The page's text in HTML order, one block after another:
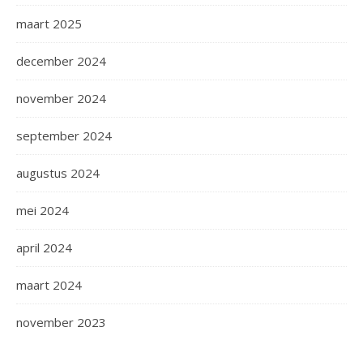
maart 2025
december 2024
november 2024
september 2024
augustus 2024
mei 2024
april 2024
maart 2024
november 2023